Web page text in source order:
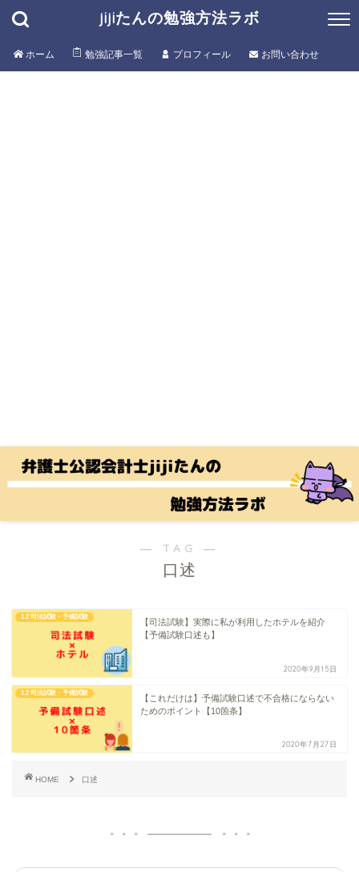
jijiたんの勉強方法ラボ
ホーム 勉強記事一覧 プロフィール お問い合わせ
― TAG ―
口述
1.2 司法試験・予備試験
【司法試験】実際に私が利用したホテルを紹介
【予備試験口述も】
2020年9月15日
1.2 司法試験・予備試験
【これだけは】予備試験口述で不合格にならない
ためのポイント【10箇条】
2020年7月27日
HOME 口述